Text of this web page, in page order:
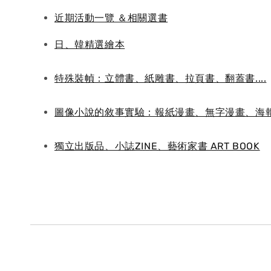
近期活動一覽 ＆相關選書
日、韓精選繪本
特殊裝幀：立體書、紙雕書、拉頁書、翻蓋書....
圖像小說的敘事實驗：報紙漫畫、無字漫畫、海
獨立出版品、小誌ZINE、藝術家書 ART BOOK